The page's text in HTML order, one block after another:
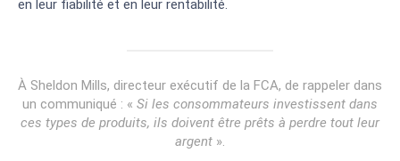
en leur fiabilité et en leur rentabilité.
À Sheldon Mills, directeur exécutif de la FCA, de rappeler dans
un communiqué : « Si les consommateurs investissent dans
ces types de produits, ils doivent être prêts à perdre tout leur
argent ».